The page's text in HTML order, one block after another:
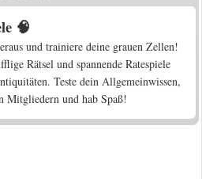
🧠
und trainiere deine grauen Zellen!
Rätsel und spannende Ratespiele
Teste dein Allgemeinwissen,
Mitgliedern und hab Spaß!